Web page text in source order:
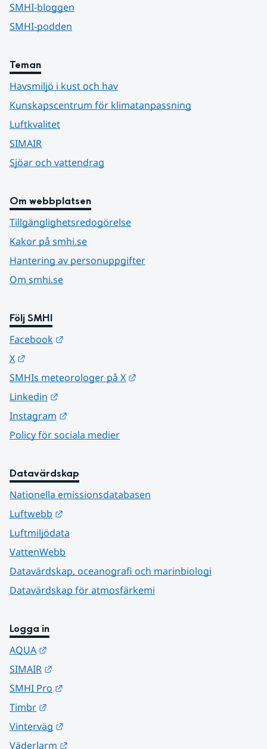
SMHI-bloggen
SMHI-podden
Teman
Havsmiljö i kust och hav
Kunskapscentrum för klimatanpassning
Luftkvalitet
SIMAIR
Sjöar och vattendrag
Om webbplatsen
Tillgänglighetsredogörelse
Kakor på smhi.se
Hantering av personuppgifter
Om smhi.se
Följ SMHI
Facebook
X
SMHIs meteorologer på X
Linkedin
Instagram
Policy för sociala medier
Datavärdskap
Nationella emissionsdatabasen
Luftwebb
Luftmiljödata
VattenWebb
Datavärdskap, oceanografi och marinbiologi
Datavärdskap för atmosfärkemi
Logga in
AQUA
SIMAIR
SMHI Pro
Timbr
Vinterväg
Väderlarm